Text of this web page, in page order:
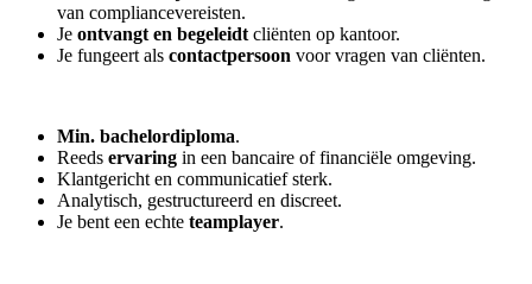
van compliancevereisten.
Je ontvangt en begeleidt cliënten op kantoor.
Je fungeert als contactpersoon voor vragen van cliënten.
Min. bachelordiploma.
Reeds ervaring in een bancaire of financiële omgeving.
Klantgericht en communicatief sterk.
Analytisch, gestructureerd en discreet.
Je bent een echte teamplayer.